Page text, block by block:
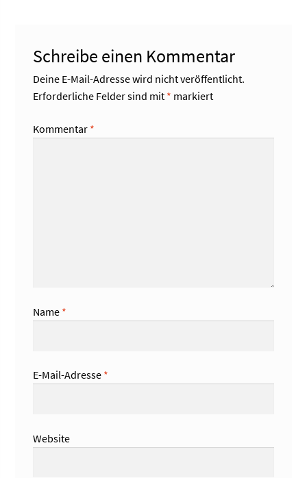
Schreibe einen Kommentar
Deine E-Mail-Adresse wird nicht veröffentlicht.
Erforderliche Felder sind mit * markiert
Kommentar *
Name *
E-Mail-Adresse *
Website